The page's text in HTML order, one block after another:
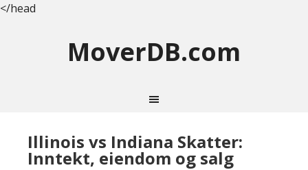
</head
MoverDB.com
Illinois vs Indiana Skatter:
Inntekt, eiendom og salg